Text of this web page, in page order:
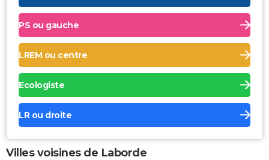
PS ou gauche
LREM ou centre
Ecologiste
LR ou droite
Villes voisines de Laborde